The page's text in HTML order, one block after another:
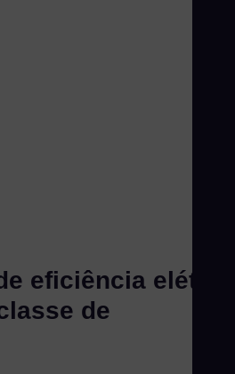
eficiência
de